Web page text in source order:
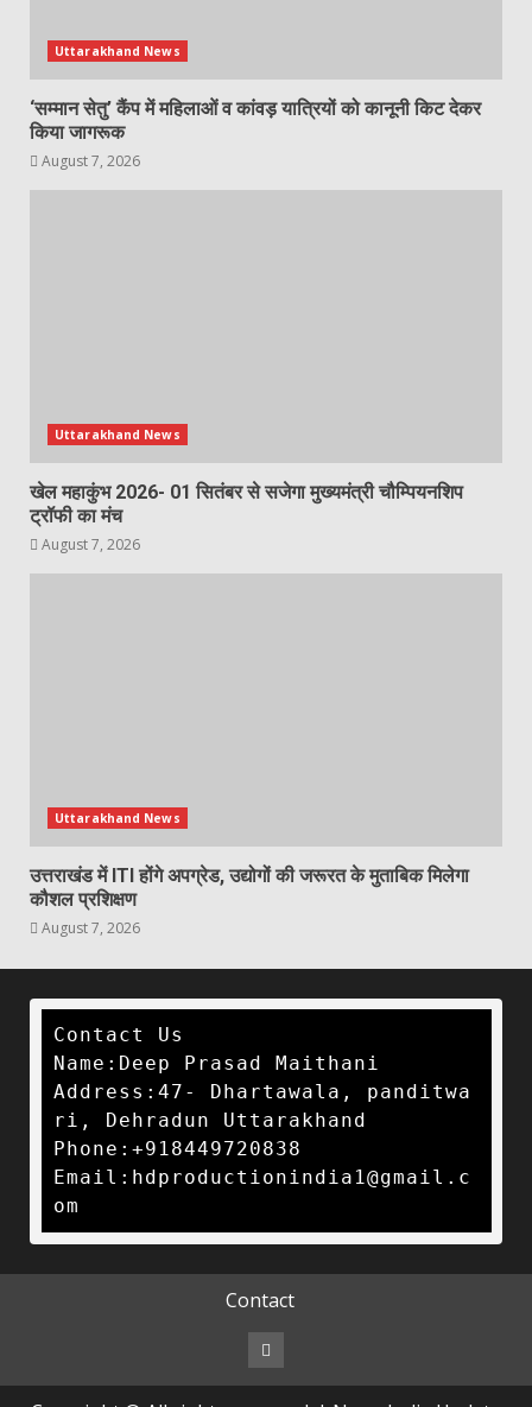
Uttarakhand News
‘सम्मान सेतु’ कैंप में महिलाओं व कांवड़ यात्रियों को कानूनी किट देकर
किया जागरूक
August 7, 2026
Uttarakhand News
खेल महाकुंभ 2026- 01 सितंबर से सजेगा मुख्यमंत्री चौम्पियनशिप
ट्रॉफी का मंच
August 7, 2026
Uttarakhand News
उत्तराखंड में ITI होंगे अपग्रेड, उद्योगों की जरूरत के मुताबिक मिलेगा
कौशल प्रशिक्षण
August 7, 2026
Contact Us
Name:Deep Prasad Maithani
Address:47- Dhartawala, panditwa
ri, Dehradun Uttarakhand
Phone:+918449720838
Email:hdproductionindia1@gmail.c
om
Contact
Contact